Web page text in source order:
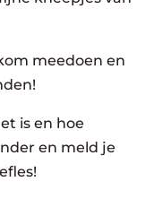
meedoen en
is en hoe
en meld je